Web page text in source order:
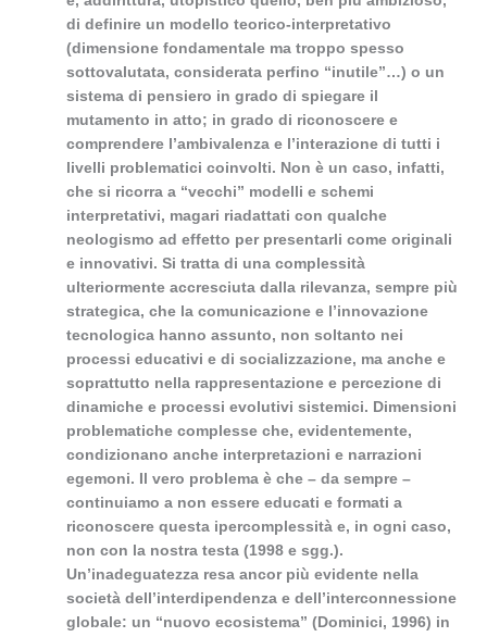
di definire un modello teorico-interpretativo
(dimensione fondamentale ma troppo spesso
sottovalutata, considerata perfino “inutile”…) o un
sistema di pensiero in grado di spiegare il
mutamento in atto; in grado di riconoscere e
comprendere l’ambivalenza e l’interazione di tutti i
livelli problematici coinvolti. Non è un caso, infatti,
che si ricorra a “vecchi” modelli e schemi
interpretativi, magari riadattati con qualche
neologismo ad effetto per presentarli come originali
e innovativi. Si tratta di una complessità
ulteriormente accresciuta dalla rilevanza, sempre più
strategica, che la comunicazione e l’innovazione
tecnologica hanno assunto, non soltanto nei
processi educativi e di socializzazione, ma anche e
soprattutto nella rappresentazione e percezione di
dinamiche e processi evolutivi sistemici. Dimensioni
problematiche complesse che, evidentemente,
condizionano anche interpretazioni e narrazioni
egemoni. Il vero problema è che – da sempre –
continuiamo a non essere educati e formati a
riconoscere questa ipercomplessità e, in ogni caso,
non con la nostra testa (1998 e sgg.).
Un’inadeguatezza resa ancor più evidente nella
società dell’interdipendenza e dell’interconnessione
globale: un “nuovo ecosistema” (Dominici, 1996) in